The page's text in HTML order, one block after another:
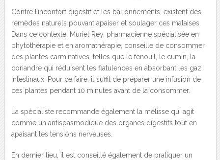
Contre l’inconfort digestif et les ballonnements, existent des
remèdes naturels pouvant apaiser et soulager ces malaises.
Dans ce contexte, Muriel Rey, pharmacienne spécialisée en
phytothérapie et en aromathérapie, conseille de consommer
des plantes carminatives, telles que le fenouil, le cumin, la
coriandre qui réduisent les flatulences en absorbant les gaz
intestinaux. Pour ce faire, il suffit de préparer une infusion de
ces plantes pendant 10 minutes avant de la consommer.
La spécialiste recommande également la mélisse qui agit
comme un antispasmodique des organes digestifs tout en
apaisant les tensions nerveuses.
En dernier lieu, il est conseillé également de pratiquer un